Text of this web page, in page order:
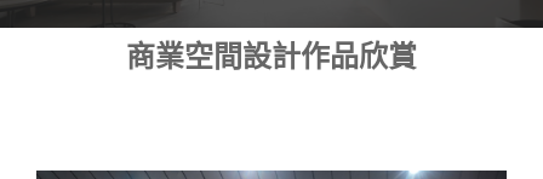
商業空間設計作品欣賞